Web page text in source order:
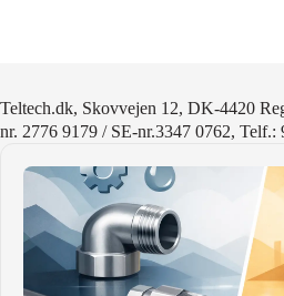
PROFIL
VILKÅR
FAQ
SØGNING
Teltech.dk, Skovvejen 12, DK-4420
nr. 2776 9179 / SE-nr.3347 0762, Telf.: